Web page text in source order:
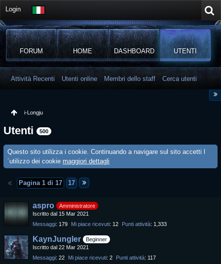
Login
FORUM HOME DASHBOARD UTENTI
Attività Recenti Utenti online Membri dello staff Cerca utenti
i-Longju
Utenti 500
Questo sito utilizza i cookie. Continuando a navigare sul sito accetti l
´utilizzo dei cookie maggiori dettagli
Pagina 1 di 17 17
aspro
Amministratore
Iscritto dal 15 Mar 2021
Messaggi 179 Mi piace ricevuti 12 Punti attività 1,333
KaynJungler
Beginner
Iscritto dal 22 Mar 2021
Messaggi 22 Mi piace ricevuti 2 Punti attività 117